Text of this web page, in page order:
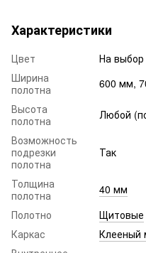
Характеристики
Цвет
На выбор
Ширина
полотна
600 мм,
Высота
полотна
Любой
Возможность
подрезки
полотна
Так
Толщина
полотна
40 мм
Полотно
Щитовые
Каркас
Клееный